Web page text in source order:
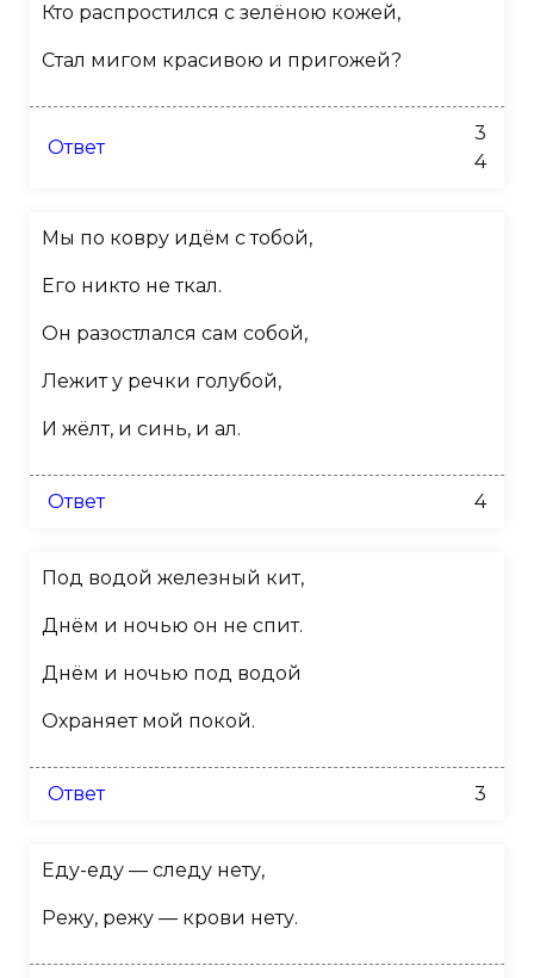
Кто распростился с зелёною кожей,
Стал мигом красивою и пригожей?
Ответ
3
4
Мы по ковру идём с тобой,
Его никто не ткал.
Он разостлался сам собой,
Лежит у речки голубой,
И жёлт, и синь, и ал.
Ответ 4
Под водой железный кит,
Днём и ночью он не спит.
Днём и ночью под водой
Охраняет мой покой.
Ответ 3
Еду-еду — следу нету,
Режу, режу — крови нету.